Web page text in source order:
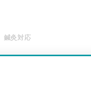
鍼灸対応